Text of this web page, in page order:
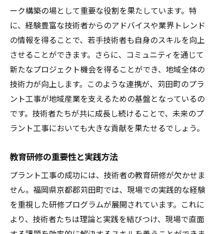
ーク構築の場として重要な役割を果たしています。特
に、経験豊富な技術者からのアドバイスや業界トレンド
の情報を得ることで、若手技術者も自身のスキルを向上
させることができます。さらに、コミュニティを通じて
新たなプロジェクト機会を得ることができ、地域全体の
技術力が向上します。このような連携が、苅田町のプラ
ント工事が地域産業を支えるための基盤となっているの
です。技術者たちが共に成長し続けることで、未来のプ
ラント工事においても大きな貢献を果たせるでしょう。
教育研修の重要性と実践方法
プラント工事の成功には、技術者の教育研修が欠かせま
せん。福岡県京都郡苅田町では、現場での実践的な経験
を重視した研修プログラムが展開されています。これに
より、技術者たちは理論と実践を結びつけ、現場で直面